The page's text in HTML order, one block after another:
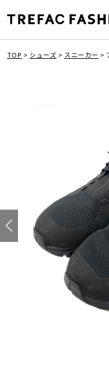
TOP > シューズ > スニーカー >